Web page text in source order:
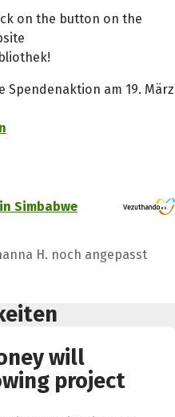
on the button on the
Spendenaktion am 19. März
Simbabwe
H. noch angepasst
will
project